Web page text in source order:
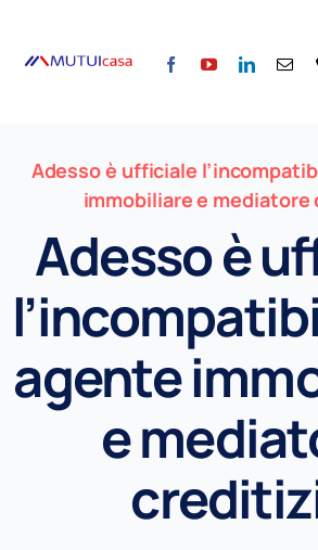
Chi siamo
Servizi
Calcola la rata
Tassi
Per il Sociale
Partner
Contattaci
Adesso è ufficiale
immobiliare e
Adesso è
agente
e